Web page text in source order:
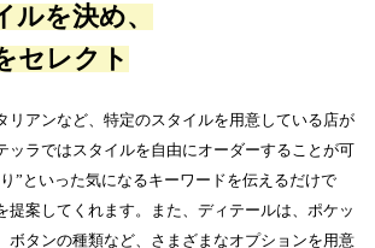
ルを決め、
セレクト
リアンなど、特定のスタイルを用意している店が
ッラではスタイルを自由にオーダーすることが可
”といった気になるキーワードを伝えるだけで
提案してくれます。また、ディテールは、ポケッ
ボタンの種類など、さまざまなオプションを用意